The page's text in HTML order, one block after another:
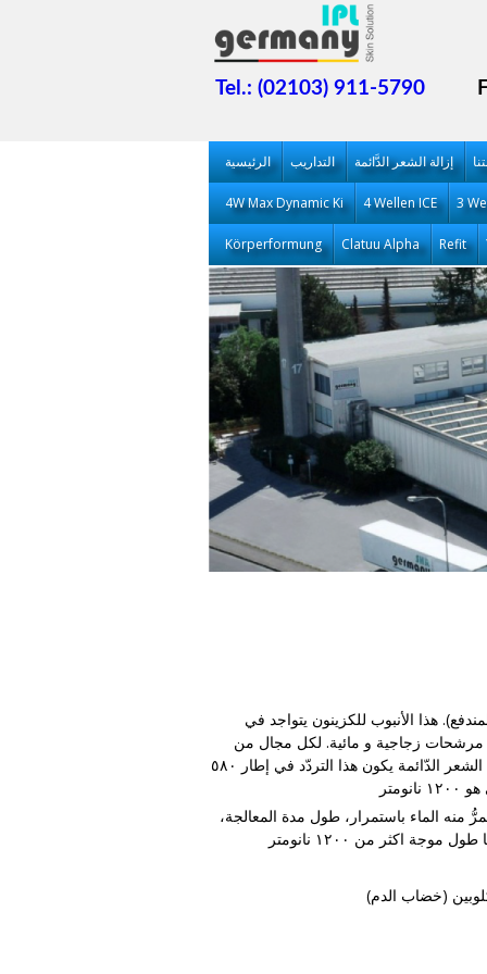
Tel.: (02103) 911-5790
الرئيسية التداريب إزالة الشعر الدَّائمة
4W Max Dynamic Ki 4 Wellen ICE 3
Körperformung Clatuu Alpha Refit
هذا الأنبوب للكزينون يتواجد في
مرشحات زجاجية و مائية. لكل مجال من
العلاجات نحتاج طول دبدبة معيّن، و بذلك مِرْشحَة معينة. هناك عنصر حاسم هنا، هو التردّد الأوّلي للدّبدبات. فمثلاً بالنسبة لإزالة الشعر الدّائمة يكون هذا التردّد في إطار ٥٨٠
أنبوب مائي يمرُّ منه الماء باستمرار، طول مدة المعالجة،